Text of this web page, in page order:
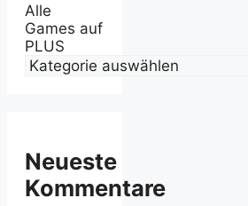
Alle
Games auf
PLUS
Neueste
Kommentare